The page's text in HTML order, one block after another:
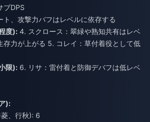
ブDPS
ト、攻撃力バフはレベルに依存する
度): 4. スクロース：翠緑や熟知共有はレベ
存力が上がる 5. コレイ：草付着役として低
限): 6. リサ：雷付着と防御デバフは低レベ
):
、行秋): 6